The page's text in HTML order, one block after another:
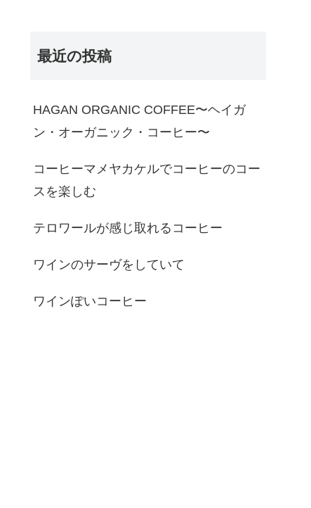
最近の投稿
HAGAN ORGANIC COFFEE〜ヘイガ
ン・オーガニック・コーヒー〜
コーヒーマメヤカケルでコーヒーのコー
スを楽しむ
テロワールが感じ取れるコーヒー
ワインのサーヴをしていて
ワインぽいコーヒー